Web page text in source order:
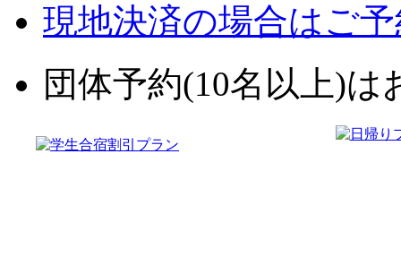
現地決済の場合はご
団体予約(10名以上)は